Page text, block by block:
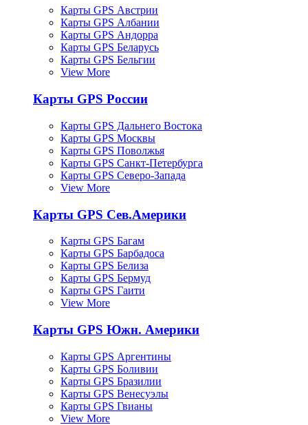
Карты GPS Австрии
Карты GPS Албании
Карты GPS Андорра
Карты GPS Беларусь
Карты GPS Бельгии
View More
Карты GPS России
Карты GPS Дальнего Востока
Карты GPS Москвы
Карты GPS Поволжья
Карты GPS Санкт-Петербурга
Карты GPS Северо-Запада
View More
Карты GPS Сев.Америки
Карты GPS Багам
Карты GPS Барбадоса
Карты GPS Белиза
Карты GPS Бермуд
Карты GPS Гаити
View More
Карты GPS Южн. Америки
Карты GPS Аргентины
Карты GPS Боливии
Карты GPS Бразилии
Карты GPS Венесуэлы
Карты GPS Гвианы
View More